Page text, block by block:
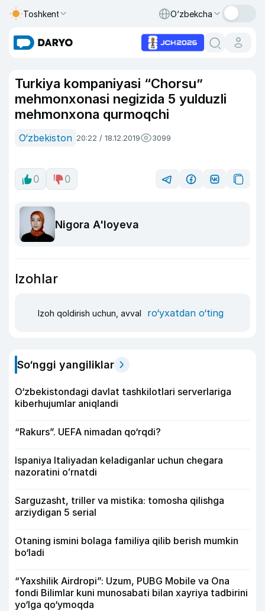
Toshkent O‘zbekcha
Turkiya kompaniyasi “Chorsu”
mehmonxonasi negizida 5 yulduzli
mehmonxona qurmoqchi
O‘zbekiston 20:22 / 18.12.2019 3099
0 0
Nigora A'loyeva
Izohlar
Izoh qoldirish uchun, avval ro‘yxatdan o‘ting
So‘nggi yangiliklar
O‘zbekistondagi davlat tashkilotlari serverlariga
kiberhujumlar aniqlandi
“Rakurs”. UEFA nimadan qo‘rqdi?
Ispaniya Italiyadan keladiganlar uchun chegara
nazoratini oʻrnatdi
Sarguzasht, triller va mistika: tomosha qilishga
arziydigan 5 serial
Otaning ismini bolaga familiya qilib berish mumkin
bo‘ladi
“Yaxshilik Airdropi”: Uzum, PUBG Mobile va Ona
fondi Bilimlar kuni munosabati bilan xayriya tadbirini
yo‘lga qo‘ymoqda